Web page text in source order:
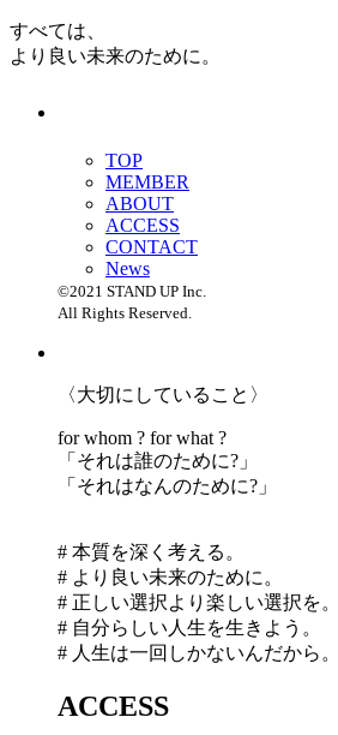
すべては、
より良い未来のために。
TOP
MEMBER
ABOUT
ACCESS
CONTACT
News
©2021 STAND UP Inc.
All Rights Reserved.
〈大切にしていること〉
for whom ? for what ?
「 それは誰のために?」
「 それはなんのために?」
# 本質を深く考える。
# より良い未来のために。
# 正しい選択より楽しい選択を。
# 自分らしい人生を生きよう。
# 人生は一回しかないんだから。
ACCESS